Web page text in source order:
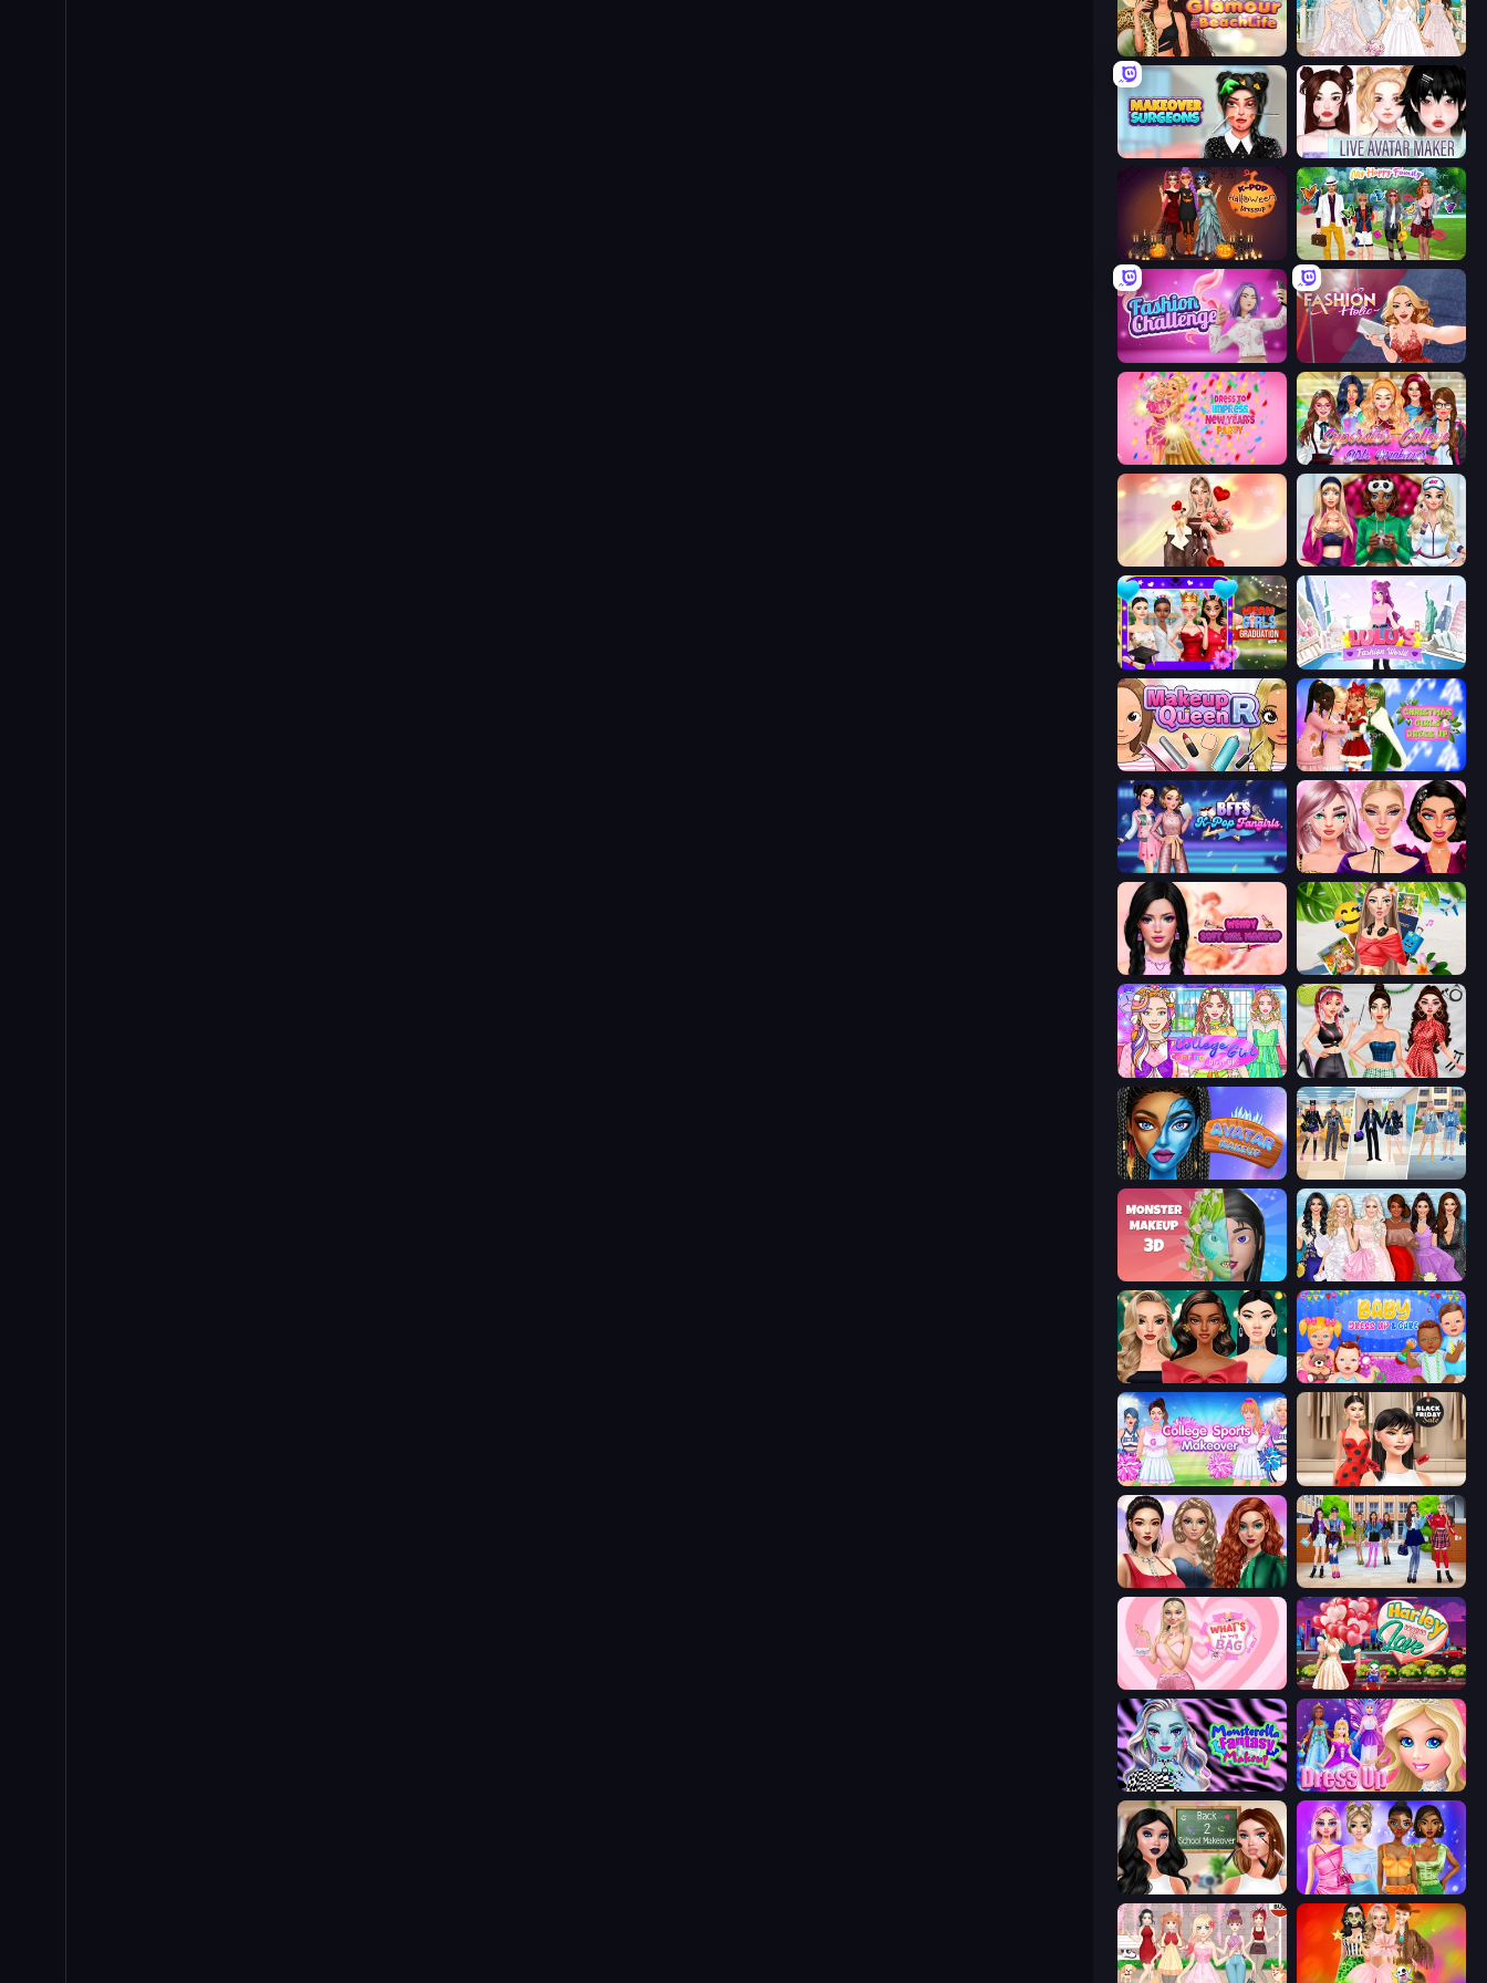
Glamour Beach Life Model Wedding
Makeover Surgeons Live Avatar Maker: Girls
Superstar Family Dress Up
Fashion Challenge: Catwalk Run Fashion Holic
Dress To Impress: New Year's Party Superstar College Girls Makeover
GRWM Date Night BFFs Luxury Loungewear
Mean Girls Graduation Day Lulu's Fashion World
Make Up Queen R Christmas Girls Dress Up
BFFs K-Pop Fangirls New Year Makeup Trends
Wendy Soft Girl Makeup Travel with Me: ASMR Edition
College Girl Coloring Dress Up Brat Girl Summer
Avatar Make Up College Girl & Boy Makeover
Monster Makeup 3D Model Dress Up Girl
New Year's Eve Makeup Baby Dress Up
College Sport Team Makeover Shopaholic Black Friday
Colored Denim Trends High School BFFs: Girls Team
What's In My Bag Harley Learns To Love
Monsterella Fantasy Makeup Princess Dress Up
Monochrome Looks